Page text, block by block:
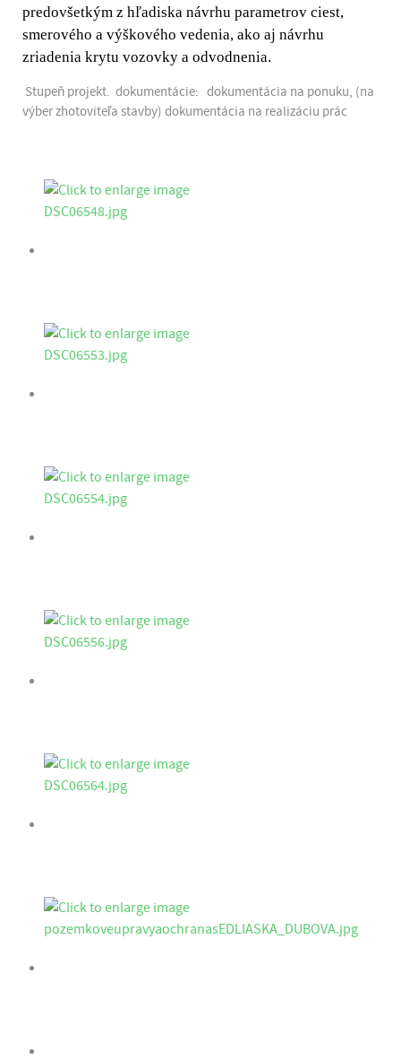
predovšetkým z hľadiska návrhu parametrov ciest,
smerového a výškového vedenia, ako aj návrhu
zriadenia krytu vozovky a odvodnenia.
Stupeň projekt. dokumentácie: dokumentácia na ponuku, (na
výber zhotoviteľa stavby) dokumentácia na realizáciu prác